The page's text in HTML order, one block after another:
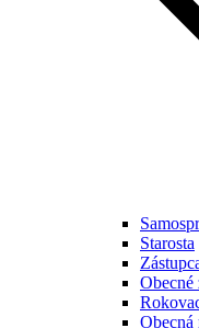
Starosta
Obecné
Obecná